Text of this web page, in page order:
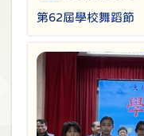
第62屆學校舞蹈節